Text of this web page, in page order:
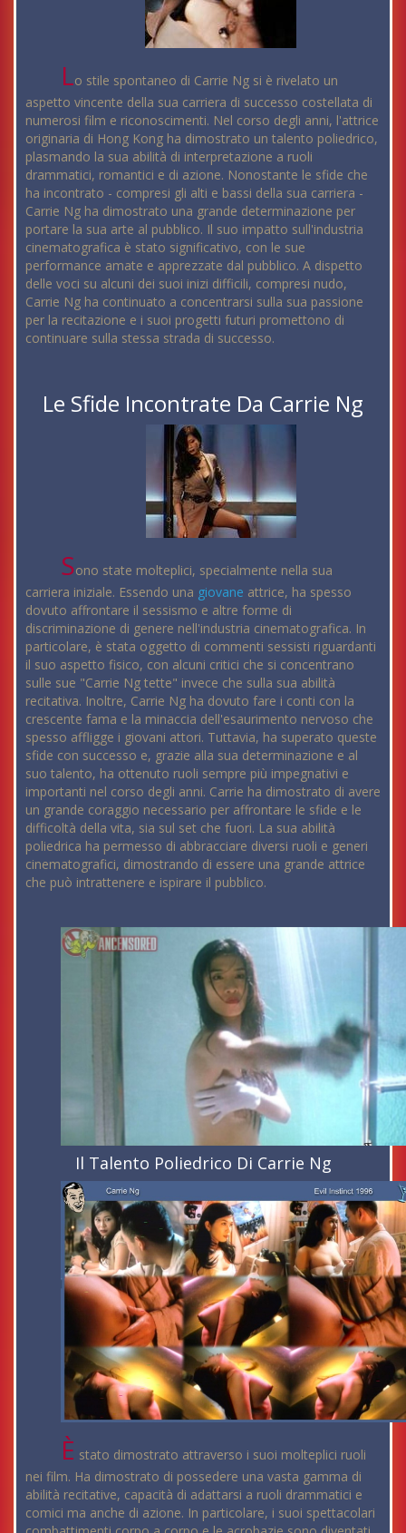
Lo stile spontaneo di Carrie Ng si è rivelato un
aspetto vincente della sua carriera di successo costellata di
numerosi film e riconoscimenti. Nel corso degli anni, l'attrice
originaria di Hong Kong ha dimostrato un talento poliedrico,
plasmando la sua abilità di interpretazione a ruoli
drammatici, romantici e di azione. Nonostante le sfide che
ha incontrato - compresi gli alti e bassi della sua carriera -
Carrie Ng ha dimostrato una grande determinazione per
portare la sua arte al pubblico. Il suo impatto sull'industria
cinematografica è stato significativo, con le sue
performance amate e apprezzate dal pubblico. A dispetto
delle voci su alcuni dei suoi inizi difficili, compresi nudo,
Carrie Ng ha continuato a concentrarsi sulla sua passione
per la recitazione e i suoi progetti futuri promettono di
continuare sulla stessa strada di successo.
Le Sfide Incontrate Da Carrie Ng
Sono state molteplici, specialmente nella sua
carriera iniziale. Essendo una giovane attrice, ha spesso
dovuto affrontare il sessismo e altre forme di
discriminazione di genere nell'industria cinematografica. In
particolare, è stata oggetto di commenti sessisti riguardanti
il suo aspetto fisico, con alcuni critici che si concentrano
sulle sue "Carrie Ng tette" invece che sulla sua abilità
recitativa. Inoltre, Carrie Ng ha dovuto fare i conti con la
crescente fama e la minaccia dell'esaurimento nervoso che
spesso affligge i giovani attori. Tuttavia, ha superato queste
sfide con successo e, grazie alla sua determinazione e al
suo talento, ha ottenuto ruoli sempre più impegnativi e
importanti nel corso degli anni. Carrie ha dimostrato di avere
un grande coraggio necessario per affrontare le sfide e le
difficoltà della vita, sia sul set che fuori. La sua abilità
poliedrica ha permesso di abbracciare diversi ruoli e generi
cinematografici, dimostrando di essere una grande attrice
che può intrattenere e ispirare il pubblico.
Il Talento Poliedrico Di Carrie Ng
È stato dimostrato attraverso i suoi molteplici ruoli
nei film. Ha dimostrato di possedere una vasta gamma di
abilità recitative, capacità di adattarsi a ruoli drammatici e
comici ma anche di azione. In particolare, i suoi spettacolari